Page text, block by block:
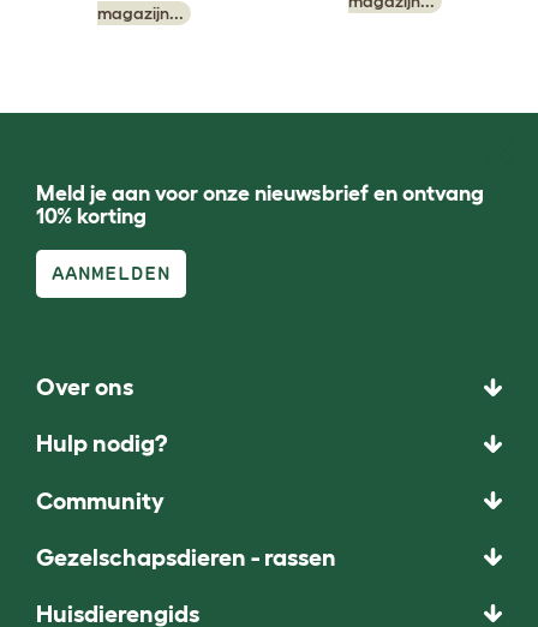
magazijn...
Meld je aan voor onze nieuwsbrief en ontvang
10% korting
AANMELDEN
Over ons
Hulp nodig?
Community
Gezelschapsdieren - rassen
Huisdierengids